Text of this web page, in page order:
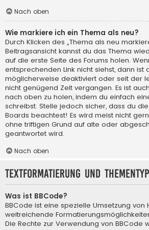
Nach oben
Wie markiere ich ein Thema als neu?
Durch Klicken des „Thema als neu
Beitragsansicht kannst du das Thema
auf die erste Seite des Forums holen.
entsprechenden Link nicht siehst, dann ist
möglicherweise deaktiviert oder seit der
nicht genügend Zeit vergangen. Es ist
nach oben zu holen, indem du einfach
schreibst. Stelle jedoch sicher, dass du
Boards beachtest! Es wird meist nicht
ohne triftigen Grund auf alte oder
geantwortet wird.
Nach oben
Textformatierung und
Was ist BBCode?
BBCode ist eine spezielle Umsetzung von
weitreichende
Die Rechte zur Verwendung von BBCode